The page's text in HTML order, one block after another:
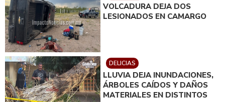
VOLCADURA DEJA DOS
LESIONADOS EN CAMARGO
DELICIAS
LLUVIA DEJA INUNDACIONES,
ÁRBOLES CAÍDOS Y DAÑOS
MATERIALES EN DISTINTOS